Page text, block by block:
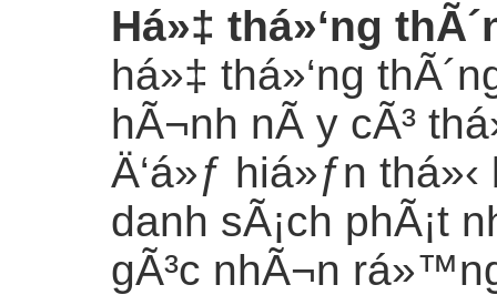
Há»‡ thá»‘ng
há»‡ thá»‘ng
hÃ¬nh nÃ y cÃ³
Ä‘á»ƒ hiá»ƒn thá»‹
danh sÃ¡ch phÃ¡t
gÃ³c nhÃ¬n